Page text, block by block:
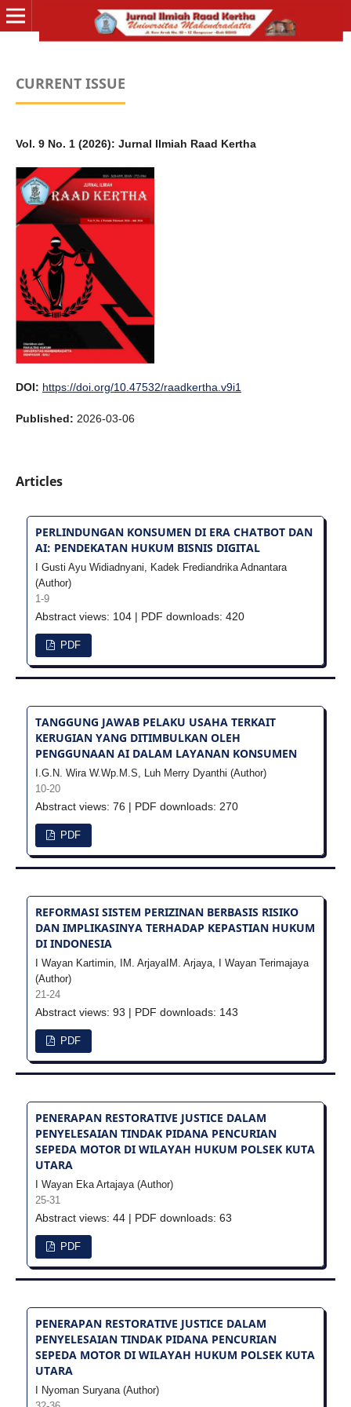
CURRENT ISSUE
Vol. 9 No. 1 (2026): Jurnal Ilmiah Raad Kertha
DOI: https://doi.org/10.47532/raadkertha.v9i1
Published: 2026-03-06
Articles
PERLINDUNGAN KONSUMEN DI ERA CHATBOT DAN
AI: PENDEKATAN HUKUM BISNIS DIGITAL
I Gusti Ayu Widiadnyani, Kadek Frediandrika Adnantara
(Author)
1-9
Abstract views: 104 | PDF downloads: 420
PDF
TANGGUNG JAWAB PELAKU USAHA TERKAIT
KERUGIAN YANG DITIMBULKAN OLEH
PENGGUNAAN AI DALAM LAYANAN KONSUMEN
I.G.N. Wira W.Wp.M.S, Luh Merry Dyanthi (Author)
10-20
Abstract views: 76 | PDF downloads: 270
PDF
REFORMASI SISTEM PERIZINAN BERBASIS RISIKO
DAN IMPLIKASINYA TERHADAP KEPASTIAN HUKUM
DI INDONESIA
I Wayan Kartimin, IM. ArjayaIM. Arjaya, I Wayan Terimajaya
(Author)
21-24
Abstract views: 93 | PDF downloads: 143
PDF
PENERAPAN RESTORATIVE JUSTICE DALAM
PENYELESAIAN TINDAK PIDANA PENCURIAN
SEPEDA MOTOR DI WILAYAH HUKUM POLSEK KUTA
UTARA
I Wayan Eka Artajaya (Author)
25-31
Abstract views: 44 | PDF downloads: 63
PDF
PENERAPAN RESTORATIVE JUSTICE DALAM
PENYELESAIAN TINDAK PIDANA PENCURIAN
SEPEDA MOTOR DI WILAYAH HUKUM POLSEK KUTA
UTARA
I Nyoman Suryana (Author)